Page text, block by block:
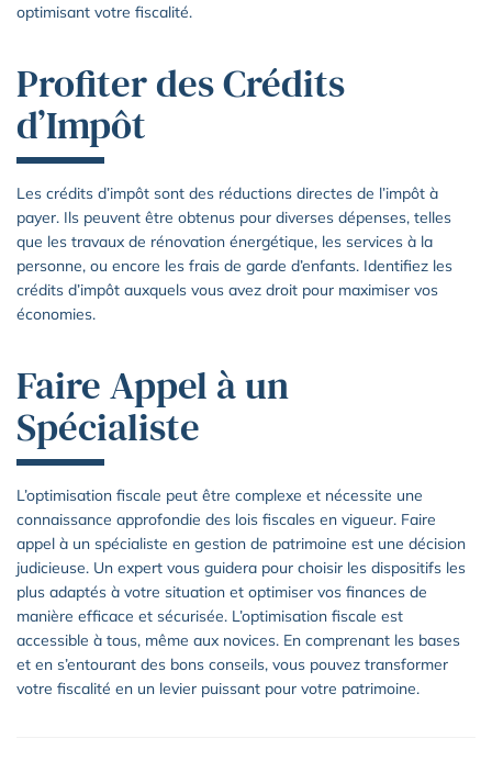
optimisant votre fiscalité.
Profiter des Crédits
d’Impôt
Les crédits d’impôt sont des réductions directes de l’impôt à
payer. Ils peuvent être obtenus pour diverses dépenses, telles
que les travaux de rénovation énergétique, les services à la
personne, ou encore les frais de garde d’enfants. Identifiez les
crédits d’impôt auxquels vous avez droit pour maximiser vos
économies.
Faire Appel à un
Spécialiste
L’optimisation fiscale peut être complexe et nécessite une
connaissance approfondie des lois fiscales en vigueur. Faire
appel à un spécialiste en gestion de patrimoine est une décision
judicieuse. Un expert vous guidera pour choisir les dispositifs les
plus adaptés à votre situation et optimiser vos finances de
manière efficace et sécurisée. L’optimisation fiscale est
accessible à tous, même aux novices. En comprenant les bases
et en s’entourant des bons conseils, vous pouvez transformer
votre fiscalité en un levier puissant pour votre patrimoine.